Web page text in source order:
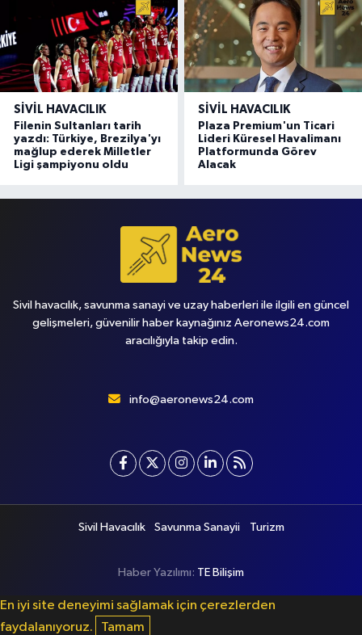
SIVIL HAVACILIK
Filenin Sultanları tarih
yazdı: Türkiye, Brezilya'yı
mağlup ederek Milletler
Ligi şampiyonu oldu
SIVIL HAVACILIK
Plaza Premium'un Ticari
Lideri Küresel Havalimanı
Platformunda Görev
Alacak
Sivil havacılık, savunma sanayi ve uzay haberleri ile ilgili en güncel
gelişmeleri, güvenilir haber kaynağınız Aeronews24.com
aracılığıyla takip edin.
info@aeronews24.com
Sivil Havacılık Savunma Sanayii Turizm
Haber Yazılımı: TE Bilişim
En iyi site deneyimi sağlamak için çerezlerden
faydalanıyoruz.
Tamam